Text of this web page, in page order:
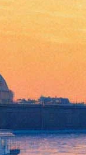
Comedy